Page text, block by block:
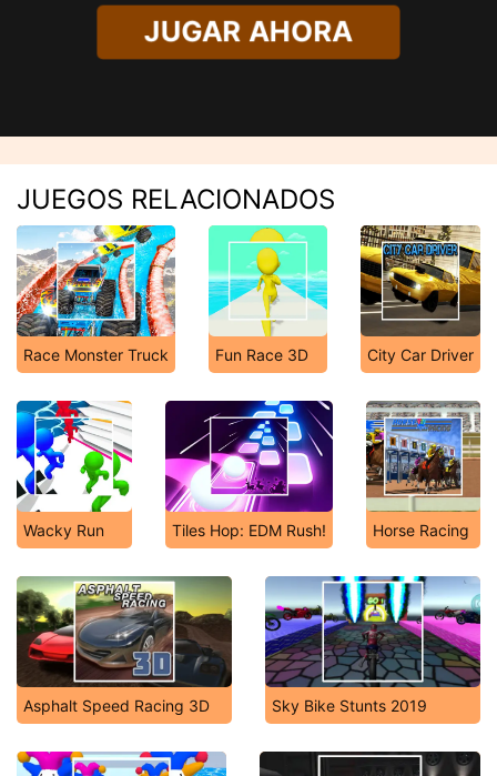
JUGAR AHORA
JUEGOS RELACIONADOS
Race Monster Truck Fun Race 3D City Car Driver
Wacky Run Tiles Hop: EDM Rush! Horse Racing
Asphalt Speed Racing 3D Sky Bike Stunts 2019